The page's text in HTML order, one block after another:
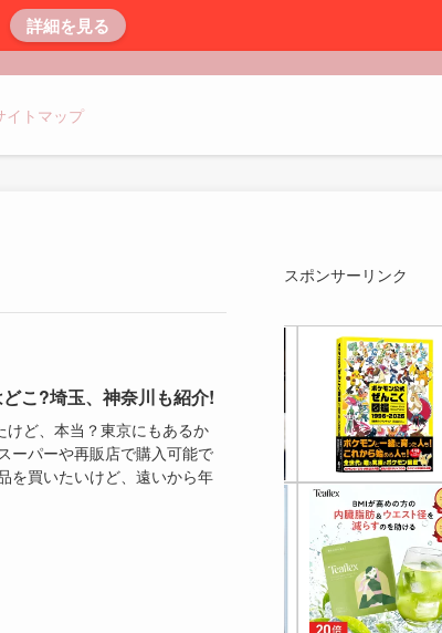
詳細を見る
イトマップ
こ?埼玉、神奈川も紹介!
ど、本当？東京にもあるか
ーパーや再販店で購入可能で
を買いたいけど、遠いから年
スポンサーリンク